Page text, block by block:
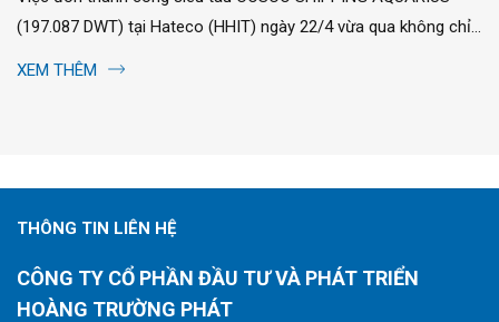
(197.087 DWT) tại Hateco (HHIT) ngày 22/4 vừa qua không chỉ
là một kỷ lục về con số, mà là một...
XEM THÊM
THÔNG TIN LIÊN HỆ
CÔNG TY CỔ PHẦN ĐẦU TƯ VÀ PHÁT TRIỂN
HOÀNG TRƯỜNG PHÁT